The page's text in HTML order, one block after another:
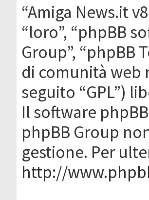
“Amiga News.it
“loro”, “phpBB
Group”, “phpBB
di comunità web
seguito “GPL”)
Il software
phpBB Group
gestione. Per
http://